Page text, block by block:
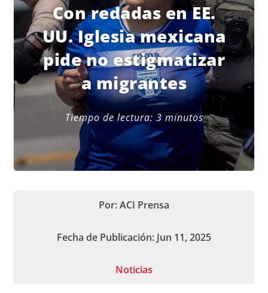
Con redadas en EE.
UU. Iglesia mexicana
pide no estigmatizar
a migrantes
Tiempo de lectura: 3 minutos
Por: ACI Prensa
Fecha de Publicación: Jun 11, 2025
Noticias